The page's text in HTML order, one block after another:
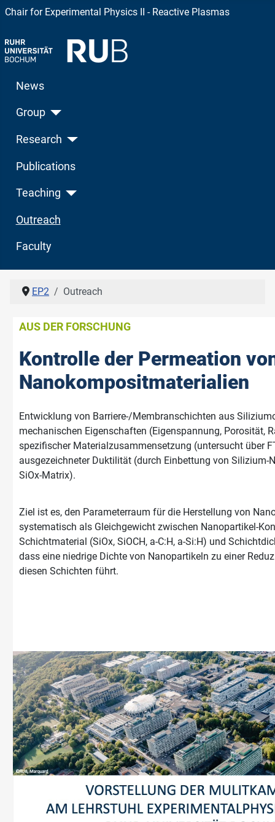
Chair for Experimental Physics II - Reactive Plasmas
News
Group
Research
Publications
Teaching
Outreach
Faculty
EP2 Outreach
AUS DER FORSCHUNG
Kontrolle der Permeation
Nanokompositmaterialien
Entwicklung von Barriere-/Membranschichten aus
mechanischen Eigenschaften (Eigenspannung, Porosität,
spezifischer Materialzusammensetzung (untersucht über
ausgezeichneter Duktilität (durch Einbettung von Silizium-
SiOx-Matrix).
Ziel ist es, den Parameterraum für die Herstellung von
systematisch als Gleichgewicht zwischen Nanopartikel-
Schichtmaterial (SiOx, SiOCH, a-C:H, a-Si:H) und
dass eine niedrige Dichte von Nanopartikeln zu einer
diesen Schichten führt.